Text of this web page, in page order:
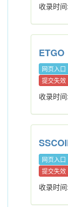
收录时
ETGO
网页入口
提交失效
收录时
网页入口
提交失效
收录时